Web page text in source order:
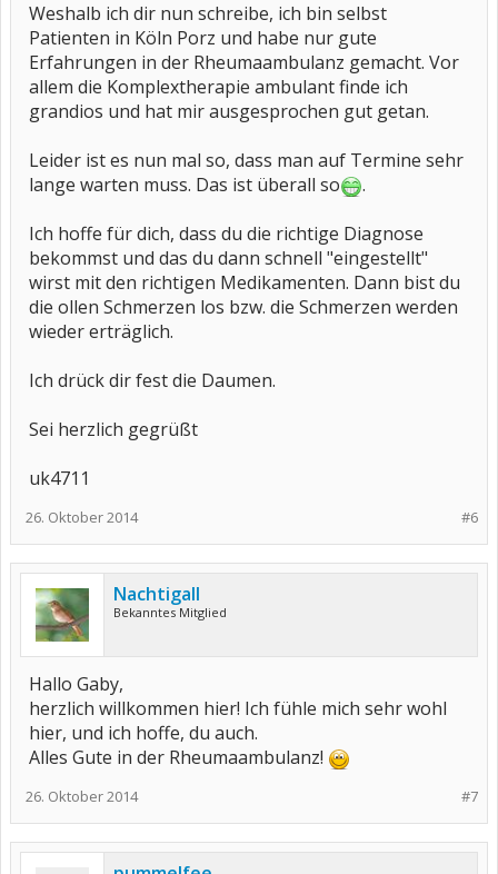
Weshalb ich dir nun schreibe, ich bin selbst
Patienten in Köln Porz und habe nur gute
Erfahrungen in der Rheumaambulanz gemacht. Vor
allem die Komplextherapie ambulant finde ich
grandios und hat mir ausgesprochen gut getan.
Leider ist es nun mal so, dass man auf Termine sehr
lange warten muss. Das ist überall so
.
Ich hoffe für dich, dass du die richtige Diagnose
bekommst und das du dann schnell "eingestellt"
wirst mit den richtigen Medikamenten. Dann bist du
die ollen Schmerzen los bzw. die Schmerzen werden
wieder erträglich.
Ich drück dir fest die Daumen.
Sei herzlich gegrüßt
uk4711
#6
26. Oktober 2014
Nachtigall
Bekanntes Mitglied
Hallo Gaby,
herzlich willkommen hier! Ich fühle mich sehr wohl
hier, und ich hoffe, du auch.
Alles Gute in der Rheumaambulanz!
#7
26. Oktober 2014